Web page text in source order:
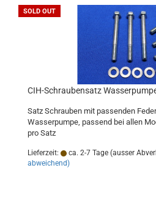
SOLD OUT
CIH-Schraubensatz
Satz Schrauben mit passenden
Wasserpumpe, passend bei allen
pro Satz
Lieferzeit: ca. 2-7 Tage (ausser
abweichend)